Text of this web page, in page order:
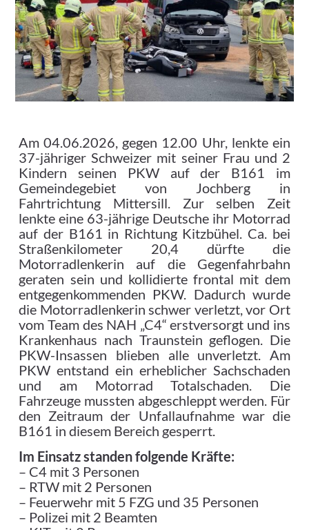
Am 04.06.2026, gegen 12.00 Uhr, lenkte ein
37-jähriger Schweizer mit seiner Frau und 2
Kindern seinen PKW auf der B161 im
Gemeindegebiet von Jochberg in
Fahrtrichtung Mittersill. Zur selben Zeit
lenkte eine 63-jährige Deutsche ihr Motorrad
auf der B161 in Richtung Kitzbühel. Ca. bei
Straßenkilometer 20,4 dürfte die
Motorradlenkerin auf die Gegenfahrbahn
geraten sein und kollidierte frontal mit dem
entgegenkommenden PKW. Dadurch wurde
die Motorradlenkerin schwer verletzt, vor Ort
vom Team des NAH „C4“ erstversorgt und ins
Krankenhaus nach Traunstein geflogen. Die
PKW-Insassen blieben alle unverletzt. Am
PKW entstand ein erheblicher Sachschaden
und am Motorrad Totalschaden. Die
Fahrzeuge mussten abgeschleppt werden. Für
den Zeitraum der Unfallaufnahme war die
B161 in diesem Bereich gesperrt.
Im Einsatz standen folgende Kräfte:
– C4 mit 3 Personen
– RTW mit 2 Personen
– Feuerwehr mit 5 FZG und 35 Personen
– Polizei mit 2 Beamten